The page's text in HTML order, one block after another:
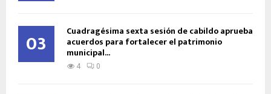
03 Cuadragésima sexta sesión de cabildo aprueba
acuerdos para fortalecer el patrimonio
municipal...
4 0